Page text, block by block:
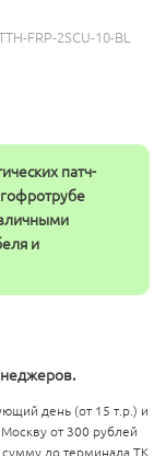
FRP-2SCU-10-BL
патч-
и
день (от 15 т.р.) и
от 300 рублей
сумму до терминала ТК